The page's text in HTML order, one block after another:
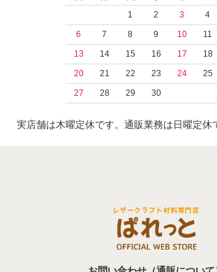
1
2 3 4
6
7 8 9 10 11
13
14 15 16 17 18
20
21 22 23 24 25
27
28 29 30
実店舗は木曜定休です。通販業務は日曜定休